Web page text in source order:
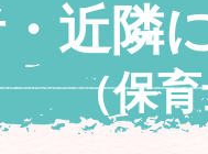
近隣
（保